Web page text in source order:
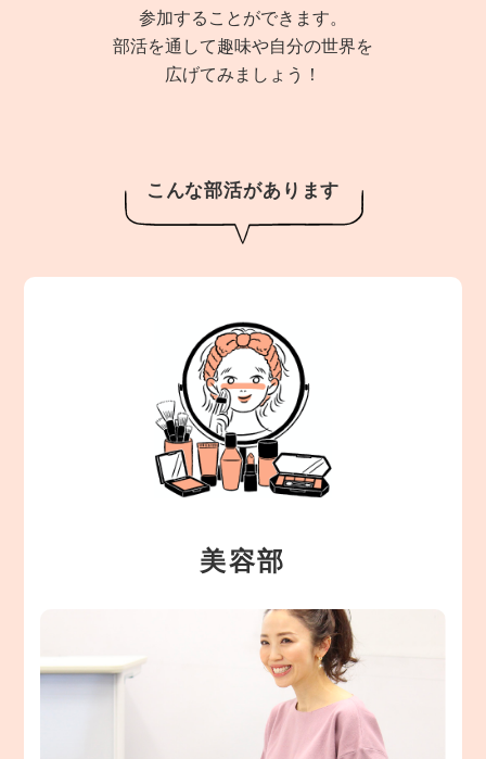
参加することができます。
部活を通して趣味や自分の世界を
広げてみましょう！
こんな部活があります
美容部